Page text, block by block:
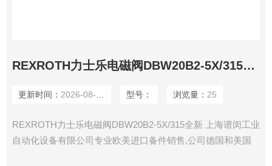
REXROTH力士乐电磁阀DBW20B2-5X/315全新
更新时间： 2026-08-05 型号： 浏览量： 25
REXROTH力士乐电磁阀DBW20B2-5X/315全新 上海谱闵工业
自动化设备有限公司专业欧美进口备件销售,公司德国和美国